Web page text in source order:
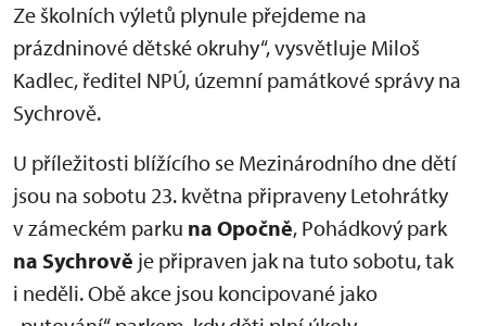
Ze školních výletů plynule přejdeme na
prázdninové dětské okruhy“, vysvětluje Miloš
Kadlec, ředitel NPÚ, územní památkové správy na
Sychrově.
U příležitosti blížícího se Mezinárodního dne dětí
jsou na sobotu 23. května připraveny Letohrátky
v zámeckém parku na Opočně, Pohádkový park
na Sychrově je připraven jak na tuto sobotu, tak
i neděli. Obě akce jsou koncipované jako